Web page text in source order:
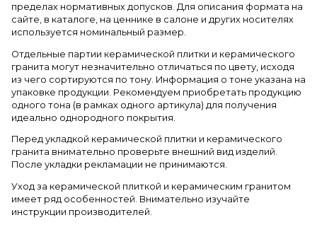
пределах нормативных допусков. Для описания формата на
сайте, в каталоге, на ценнике в салоне и других носителях
используется номинальный размер.
Отдельные партии керамической плитки и керамического
гранита могут незначительно отличаться по цвету, исходя
из чего сортируются по тону. Информация о тоне указана на
упаковке продукции. Рекомендуем приобретать продукцию
одного тона (в рамках одного артикула) для получения
идеально однородного покрытия.
Перед укладкой керамической плитки и керамического
гранита внимательно проверьте внешний вид изделий.
После укладки рекламации не принимаются.
Уход за керамической плиткой и керамическим гранитом
имеет ряд особенностей. Внимательно изучайте
инструкции производителей.